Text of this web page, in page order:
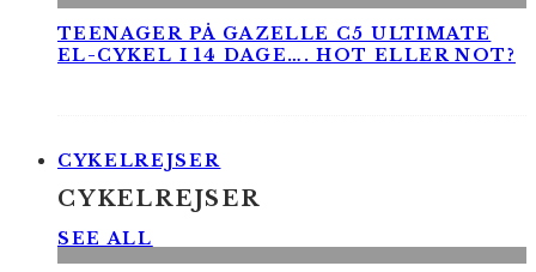
TEENAGER PÅ GAZELLE C5 ULTIMATE
EL-CYKEL I 14 DAGE…. HOT ELLER NOT?
CYKELREJSER
CYKELREJSER
SEE ALL